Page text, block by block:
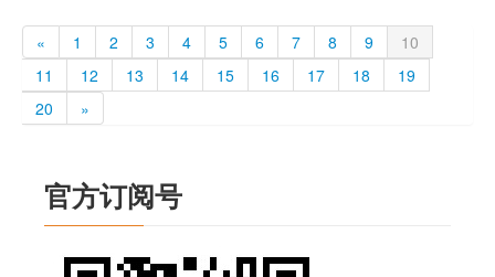
« 1 2 3 4 5 6 7 8 9
10
11
12 13 14 15 16 17 18
19
20
»
官方订阅号